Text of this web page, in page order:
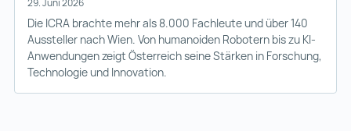
Die ICRA brachte mehr als 8.000 Fachleute und über 140
Aussteller nach Wien. Von humanoiden Robotern bis zu KI-
Anwendungen zeigt Österreich seine Stärken in Forschung,
Technologie und Innovation.